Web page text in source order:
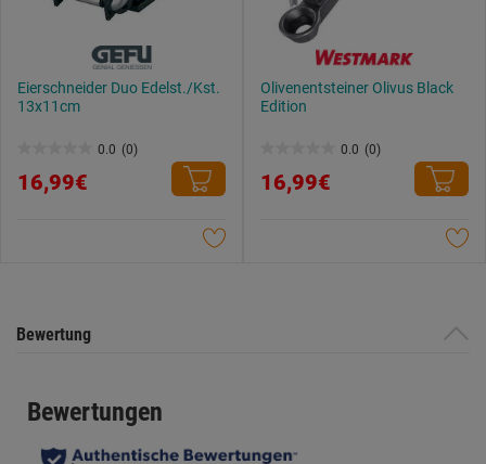
Eierschneider Duo Edelst./Kst.
13x11cm
0.0 (0)
von
16,99€
Olivenentsteiner Olivus Black
Edition
0.0 (0)
von
16,99€
Bewertung